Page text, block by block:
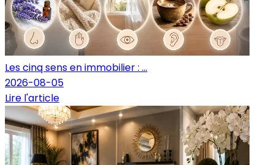
Les cinq sens en immobilier : ...
2026-08-05
Lire l'article